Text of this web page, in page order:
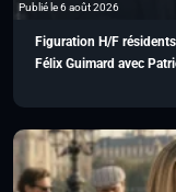
Publié le 6 août 2026
Figuration H/F
Félix Guimard avec